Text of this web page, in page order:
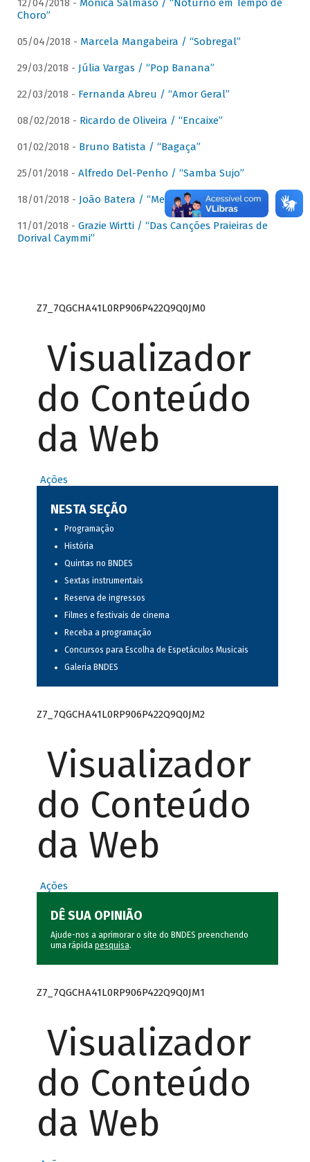
12/04/2018 - Mônica Salmaso / “Noturno em Tempo de
Choro”
05/04/2018 - Marcela Mangabeira / “Sobregal”
29/03/2018 - Júlia Vargas / “Pop Banana”
22/03/2018 - Fernanda Abreu / “Amor Geral”
08/02/2018 - Ricardo de Oliveira / “Encaixe”
01/02/2018 - Bruno Batista / “Bagaça”
25/01/2018 - Alfredo Del-Penho / “Samba Sujo”
18/01/2018 - João Batera / “Meu Pandeiro”
11/01/2018 - Grazie Wirtti / “Das Canções Praieiras de
Dorival Caymmi”
Z7_7QGCHA41L0RP906P422Q9Q0JM0
Visualizador
do Conteúdo
da Web
Ações
NESTA SEÇÃO
Programação
História
Quintas no BNDES
Sextas instrumentais
Reserva de ingressos
Filmes e festivais de cinema
Receba a programação
Concursos para Escolha de Espetáculos Musicais
Galeria BNDES
Z7_7QGCHA41L0RP906P422Q9Q0JM2
Visualizador
do Conteúdo
da Web
Ações
DÊ SUA OPINIÃO
Ajude-nos a aprimorar o site do BNDES preenchendo
uma rápida pesquisa.
Z7_7QGCHA41L0RP906P422Q9Q0JM1
Visualizador
do Conteúdo
da Web